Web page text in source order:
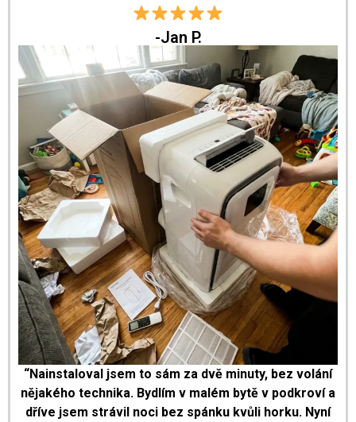
-Jan P.
“Nainstaloval jsem to sám za dvě minuty, bez volání
nějakého technika. Bydlím v malém bytě v podkroví a
dříve jsem strávil noci bez spánku kvůli horku. Nyní